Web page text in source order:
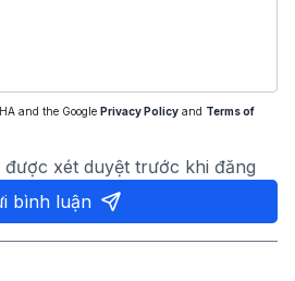
and the Google Privacy Policy and Terms of
xét duyệt trước khi đăng
bình luận